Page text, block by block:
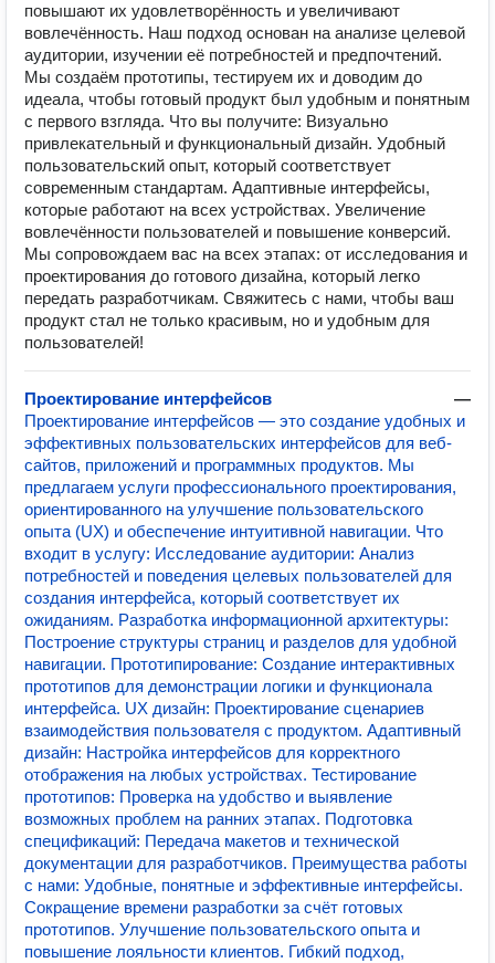
повышают их удовлетворённость и увеличивают
вовлечённость. Наш подход основан на анализе целевой
аудитории, изучении её потребностей и предпочтений.
Мы создаём прототипы, тестируем их и доводим до
идеала, чтобы готовый продукт был удобным и понятным
с первого взгляда. Что вы получите: Визуально
привлекательный и функциональный дизайн. Удобный
пользовательский опыт, который соответствует
современным стандартам. Адаптивные интерфейсы,
которые работают на всех устройствах. Увеличение
вовлечённости пользователей и повышение конверсий.
Мы сопровождаем вас на всех этапах: от исследования и
проектирования до готового дизайна, который легко
передать разработчикам. Свяжитесь с нами, чтобы ваш
продукт стал не только красивым, но и удобным для
пользователей!
Проектирование интерфейсов
—
Проектирование интерфейсов — это создание удобных и
эффективных пользовательских интерфейсов для веб-
сайтов, приложений и программных продуктов. Мы
предлагаем услуги профессионального проектирования,
ориентированного на улучшение пользовательского
опыта (UX) и обеспечение интуитивной навигации. Что
входит в услугу: Исследование аудитории: Анализ
потребностей и поведения целевых пользователей для
создания интерфейса, который соответствует их
ожиданиям. Разработка информационной архитектуры:
Построение структуры страниц и разделов для удобной
навигации. Прототипирование: Создание интерактивных
прототипов для демонстрации логики и функционала
интерфейса. UX дизайн: Проектирование сценариев
взаимодействия пользователя с продуктом. Адаптивный
дизайн: Настройка интерфейсов для корректного
отображения на любых устройствах. Тестирование
прототипов: Проверка на удобство и выявление
возможных проблем на ранних этапах. Подготовка
спецификаций: Передача макетов и технической
документации для разработчиков. Преимущества работы
с нами: Удобные, понятные и эффективные интерфейсы.
Сокращение времени разработки за счёт готовых
прототипов. Улучшение пользовательского опыта и
повышение лояльности клиентов. Гибкий подход,